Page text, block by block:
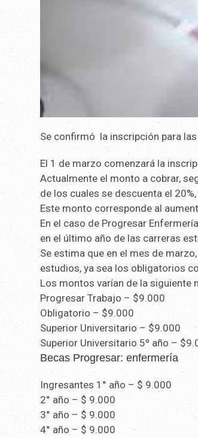
Se confirmó la inscripción para
El 1 de marzo comenzará la
Actualmente el monto a cobrar,
de los cuales se descuenta el
Este monto corresponde al
En el caso de Progresar
en el último año de las carreras
Se estima que en el mes de
estudios, ya sea los obligatorios
Los montos varían de la siguiente
Progresar Trabajo – $9.000
Obligatorio – $9.000
Superior Universitario – $9.000
Superior Universitario 5º año –
Becas Progresar: enfermería
Ingresantes 1° año – $ 9.000
2° año – $ 9.000
3° año – $ 9.000
4° año – $ 9.000